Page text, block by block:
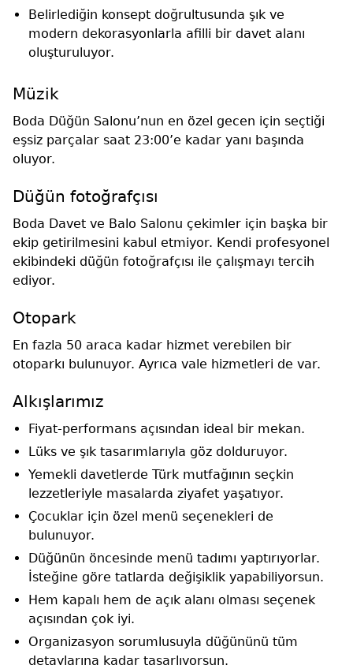
Belirlediğin konsept doğrultusunda şık ve
modern dekorasyonlarla afilli bir davet alanı
oluşturuluyor.
Müzik
Boda Düğün Salonu’nun en özel gecen için seçtiği
eşsiz parçalar saat 23:00’e kadar yanı başında
oluyor.
Düğün fotoğrafçısı
Boda Davet ve Balo Salonu çekimler için başka bir
ekip getirilmesini kabul etmiyor. Kendi profesyonel
ekibindeki düğün fotoğrafçısı ile çalışmayı tercih
ediyor.
Otopark
En fazla 50 araca kadar hizmet verebilen bir
otoparkı bulunuyor. Ayrıca vale hizmetleri de var.
Alkışlarımız
Fiyat-performans açısından ideal bir mekan.
Lüks ve şık tasarımlarıyla göz dolduruyor.
Yemekli davetlerde Türk mutfağının seçkin
lezzetleriyle masalarda ziyafet yaşatıyor.
Çocuklar için özel menü seçenekleri de
bulunuyor.
Düğünün öncesinde menü tadımı yaptırıyorlar.
İsteğine göre tatlarda değişiklik yapabiliyorsun.
Hem kapalı hem de açık alanı olması seçenek
açısından çok iyi.
Organizasyon sorumlusuyla düğününü tüm
detaylarına kadar tasarlıyorsun.